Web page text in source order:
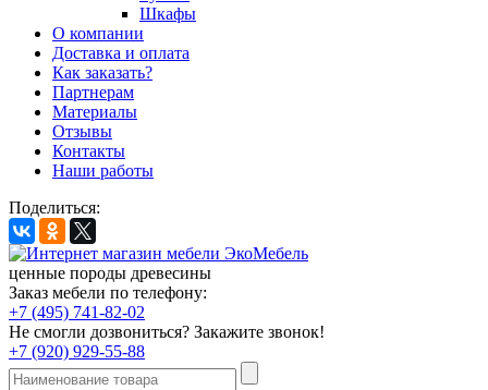
Шкафы
О компании
Доставка и оплата
Как заказать?
Партнерам
Материалы
Отзывы
Контакты
Наши работы
Поделиться:
ценные породы древесины
Заказ мебели по телефону:
+7 (495) 741-82-02
Не смогли дозвониться? Закажите звонок!
+7 (920) 929-55-88